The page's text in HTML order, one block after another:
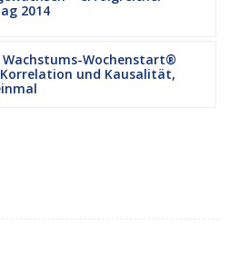
2014
Wochenstart®
Korrelation und Kausalität,